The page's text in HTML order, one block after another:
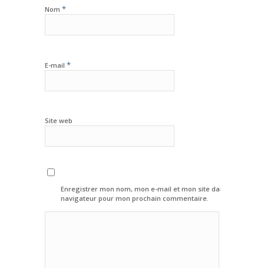
Nom *
E-mail *
Site web
Enregistrer mon nom, mon e-mail et mon site dans le
navigateur pour mon prochain commentaire.